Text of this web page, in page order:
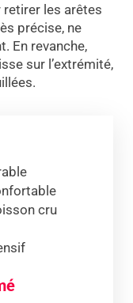
retirer les arêtes
précise, ne
En revanche,
sur l’extrémité,
cru